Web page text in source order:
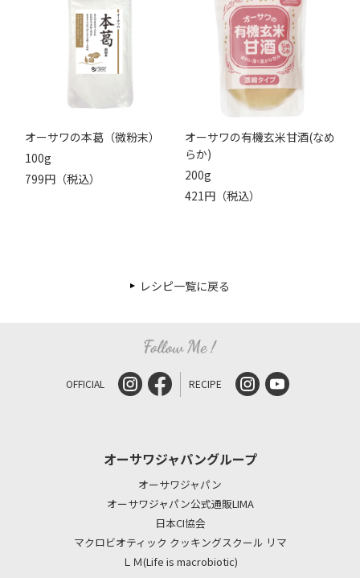
オーサワの本葛（微粉末）
100g
799円（税込）
オーサワの有機玄米甘酒(なめ
らか)
200g
421円（税込）
レシピ一覧に戻る
OFFICIAL RECIPE
オーサワジャパングループ
オーサワジャパン
オーサワジャパン公式通販LIMA
日本CI協会
マクロビオティック クッキングスクール リマ
ＬＭ(Life is macrobiotic)